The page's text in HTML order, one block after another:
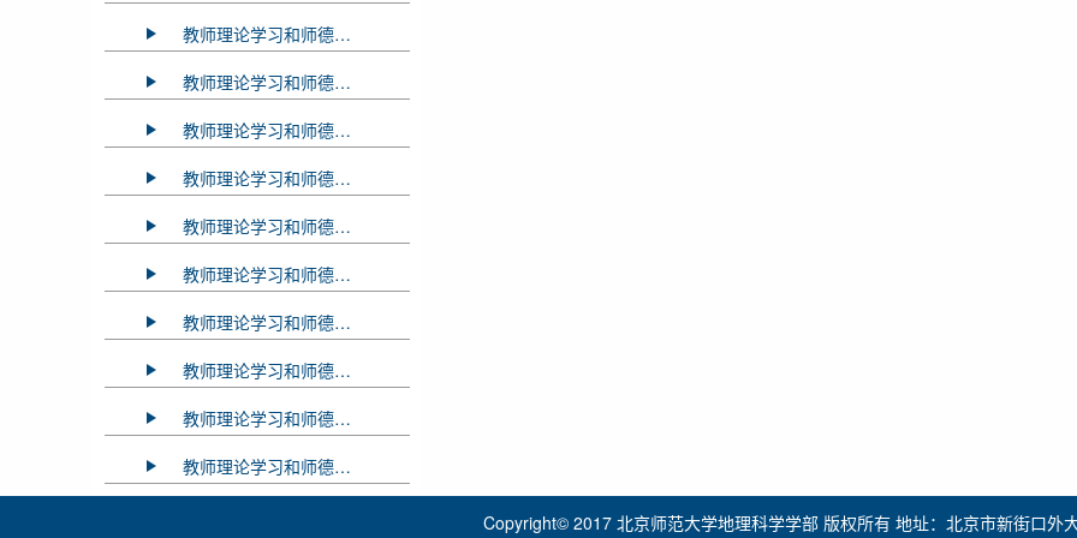
教师理论学习和师德师风教育2023年03月学习资料
教师理论学习和师德师风教育2023年02月学习资料
教师理论学习和师德师风教育2023年01月学习资料
教师理论学习和师德师风教育2022年12月学习资料
教师理论学习和师德师风教育2022年11月学习资料
教师理论学习和师德师风教育2022年10月学习资料
教师理论学习和师德师风教育2022年9月学习资料
教师理论学习和师德师风教育2022年7月学习资料
教师理论学习和师德师风教育2022年6月学习资料
教师理论学习和师德师风教育2022年5月学习资料
Copyright© 2017 北京师范大学地理科学学部 版权所有 地址：北京市新街口外